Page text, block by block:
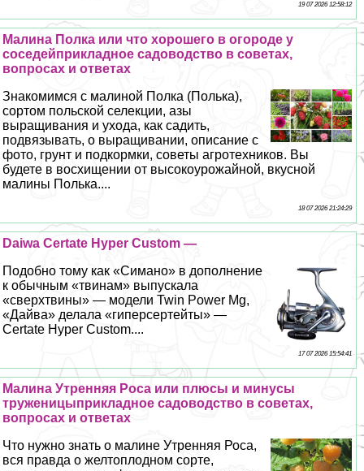
19 07 2026 12:58:12
Малина Полка или что хорошего в огороде у
соседейприкладное садоводство в советах,
вопросах и ответах
Знакомимся с малиной Полка (Полька),
сортом польской селекции, азы
выращивания и ухода, как садить,
подвязывать, о выращивании, описание с
фото, грунт и подкормки, советы агротехников. Вы
будете в восхищении от высокоурожайной, вкусной
малины Полька....
18 07 2026 21:24:29
Daiwa Certate Hyper Custom —
Подобно тому как «Симано» в дополнение
к обычным «твинам» выпускала
«сверхтвины» — модели Twin Power Mg,
«Дайва» делала «гиперсертейты» —
Certate Hyper Custom....
17 07 2026 15:54:41
Малина Утренняя Роса или плюсы и минусы
труженицыприкладное садоводство в советах,
вопросах и ответах
Что нужно знать о малине Утренняя Роса,
вся правда о желтоплодном сорте,